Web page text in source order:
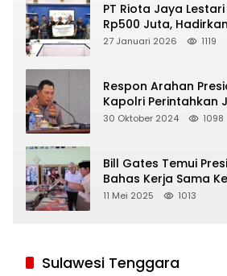
PT Riota Jaya
Rp500 Juta,
Korban Bencana di
27 Januari 2026 1119
Respon Arahan
Kapolri Perintahkan
Tegas Pelaku Judi
30 Oktober 2024 1098
Bill Gates Temui
Bahas Kerja Sama
Program Makan
11 Mei 2025 1013
Sulawesi Tenggara